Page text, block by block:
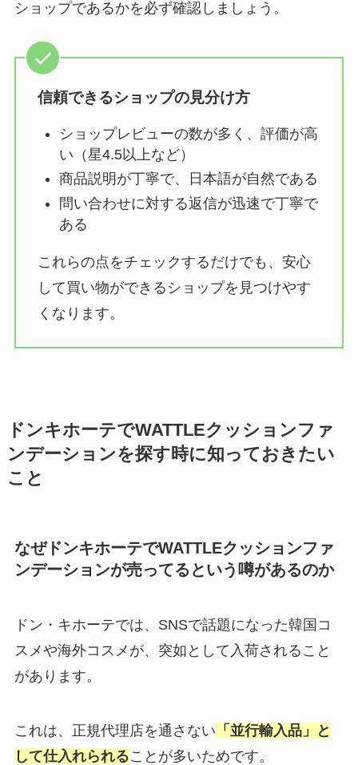
ショップであるかを必ず確認しましょう。
信頼できるショップの見分け方
ショップレビューの数が多く、評価が高
い（星4.5以上など）
商品説明が丁寧で、日本語が自然である
問い合わせに対する返信が迅速で丁寧で
ある
これらの点をチェックするだけでも、安心
して買い物ができるショップを見つけやす
くなります。
ドンキホーテでWATTLEクッションファ
ンデーションを探す時に知っておきたい
こと
なぜドンキホーテでWATTLEクッションファ
ンデーションが売ってるという噂があるのか
ドン・キホーテでは、SNSで話題になった韓国コ
スメや海外コスメが、突如として入荷されること
があります。
これは、正規代理店を通さない 「並行輸入品」と
して仕入れられることが多いためです。